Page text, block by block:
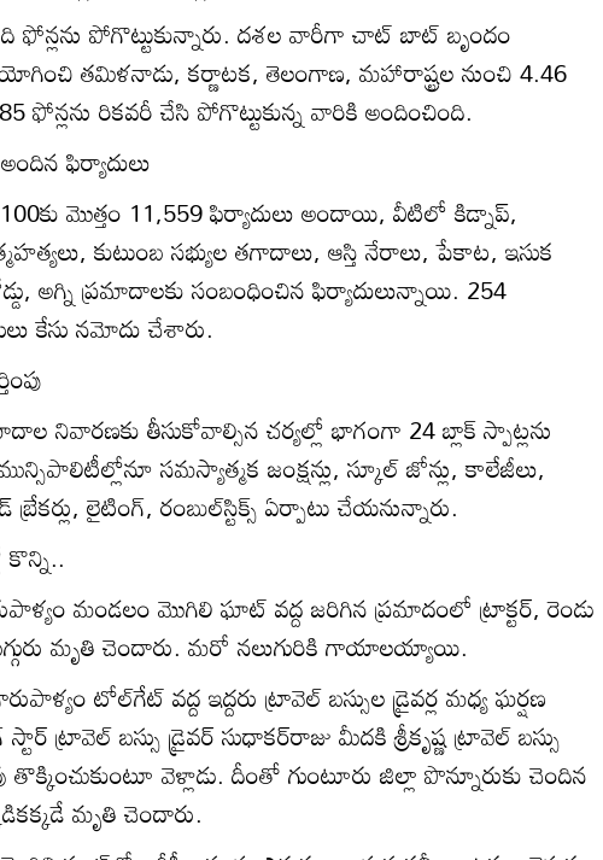
ఫోన్లను పోగొట్టుకున్నారు. దశల వారీగా చాట్‌ బాట్‌ బృందం
తమిళనాడు, కర్ణాటక, తెలంగాణ, మహారాష్ట్రల నుంచి 4.46
ఫోన్లను రికవరీ చేసి పోగొట్టుకున్న వారికి అందించింది.
ఫిర్యాదులు
మొత్తం 11,559 ఫిర్యాదులు అందాయి, వీటిలో కిడ్నాప్‌,
కుటుంబ సభ్యుల తగాదాలు, ఆస్తి నేరాలు, పేకాట, ఇసుక
అగ్ని ప్రమాదాలకు సంబంధించిన ఫిర్యాదులున్నాయి. 254
కేసు నమోదు చేశారు.
నివారణకు తీసుకోవాల్సిన చర్యల్లో భాగంగా 24 బ్లాక్‌ స్పాట్లను
సమస్యాత్మక జంక్షన్లు, స్కూల్‌ జోన్లు, కాలేజీలు,
బ్రేకర్లు, లైటింగ్‌, రంబుల్‌స్టిక్స్‌ ఏర్పాటు చేయనున్నారు.
మండలం మొగిలి ఘాట్‌ వద్ద జరిగిన ప్రమాదంలో ట్రాక్టర్‌, రెండు
మృతి చెందారు. మరో నలుగురికి గాయాలయ్యాయి.
టోల్‌గేట్‌ వద్ద ఇద్దరు ట్రావెల్‌ బస్సుల డ్రైవర్ల మధ్య ఘర్షణ
ట్రావెల్‌ బస్సు డ్రైవర్‌ సుధాకర్‌రాజు మీదకి శ్రీకృష్ణ ట్రావెల్‌ బస్సు
తొక్కించుకుంటూ వెళ్లాడు. దీంతో గుంటూరు జిల్లా పొన్నూరుకు చెందిన
మృతి చెందారు.